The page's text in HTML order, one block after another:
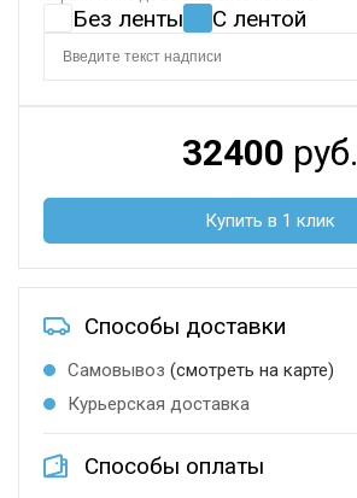
Без ленты С лентой
32400 руб.
Купить в 1 клик
Способы доставки
Самовывоз (смотреть на карте)
Курьерская доставка
Способы оплаты